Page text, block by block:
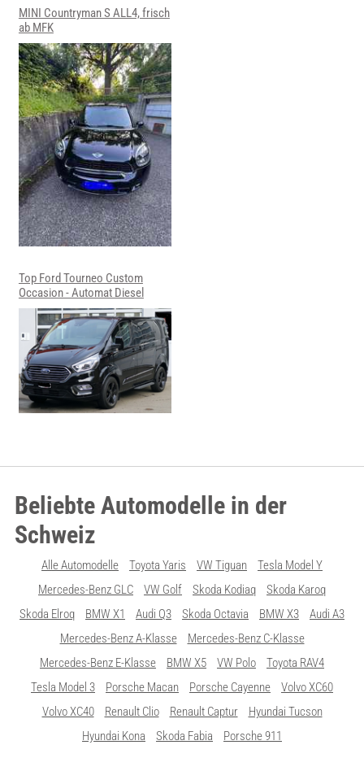
MINI Countryman S ALL4, frisch
ab MFK
Top Ford Tourneo Custom
Occasion - Automat Diesel
Beliebte Automodelle in der
Schweiz
Alle Automodelle Toyota Yaris VW Tiguan
Tesla Model Y
Mercedes-Benz GLC
VW Golf Skoda Kodiaq
Skoda Karoq
Skoda Elroq
BMW X1 Audi Q3 Skoda Octavia BMW X3
Audi A3
Mercedes-Benz A-Klasse
Mercedes-Benz C-Klasse
Mercedes-Benz E-Klasse
BMW X5 VW Polo
Toyota RAV4
Tesla Model 3
Porsche Macan Porsche Cayenne
Volvo XC60
Volvo XC40
Renault Clio Renault Captur
Hyundai Tucson
Hyundai Kona
Skoda Fabia Porsche 911